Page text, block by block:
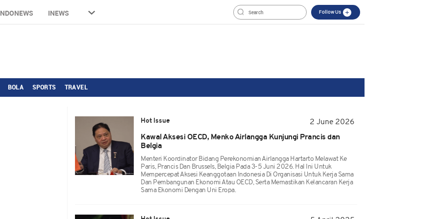
INEWS Follow Us
BOLA SPORTS TRAVEL
Hot Issue
2 June 2026
Kawal Aksesi OECD, Menko Airlangga Kunjungi Prancis dan
Belgia
Menteri Koordinator Bidang Perekonomian Airlangga Hartarto Melawat Ke
Paris, Prancis Dan Brussels, Belgia Pada 3-5 Juni 2026. Hal Ini Untuk
Mempercepat Aksesi Keanggotaan Indonesia Di Organisasi Untuk Kerja Sama
Dan Pembangunan Ekonomi Atau OECD, Serta Memastikan Kelancaran Kerja
Sama Ekonomi Dengan Uni Eropa.